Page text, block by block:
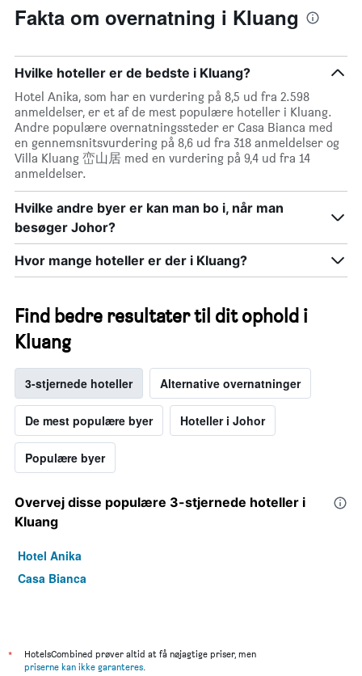
Fakta om overnatning i Kluang
Hvilke hoteller er de bedste i Kluang?
Hotel Anika, som har en vurdering på 8,5 ud fra 2.598
anmeldelser, er et af de mest populære hoteller i Kluang.
Andre populære overnatningssteder er Casa Bianca med
en gennemsnitsvurdering på 8,6 ud fra 318 anmeldelser og
Villa Kluang 峦山居 med en vurdering på 9,4 ud fra 14
anmeldelser.
Hvilke andre byer er kan man bo i, når man
besøger Johor?
Hvor mange hoteller er der i Kluang?
Find bedre resultater til dit ophold i
Kluang
3-stjernede hoteller Alternative overnatninger
De mest populære byer Hoteller i Johor
Populære byer
Overvej disse populære 3-stjernede hoteller i
Kluang
Hotel Anika
Casa Bianca
*
HotelsCombined prøver altid at få nøjagtige priser, men
priserne kan ikke garanteres.